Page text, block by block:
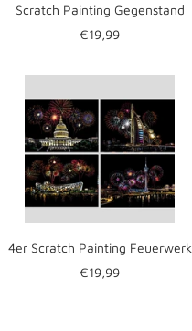
Scratch Painting Gegenstand
Angebotspreis
€19,99
4er Scratch Painting Feuerwerk
Angebotspreis
€19,99